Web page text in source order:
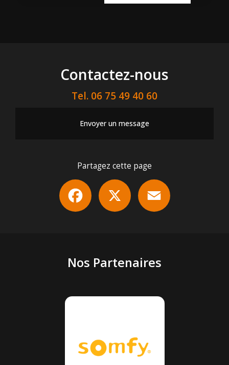
Contactez-nous
Tel. 06 75 49 40 60
Envoyer un message
Partagez cette page
Facebook
Nos Partenaires